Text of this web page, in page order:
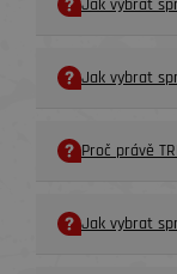
Jak vybrat
Jak vybrat
Proč právě
Jak vybrat